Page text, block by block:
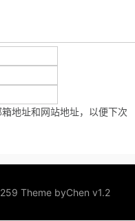
地址和网站地址，以便下次
Theme byChen v1.2